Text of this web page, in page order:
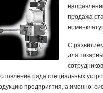
продажа
С
для
ряда специальных
предприятия, а именно: